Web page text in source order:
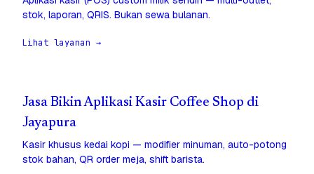
stok, laporan, QRIS. Bukan sewa bulanan.
Lihat layanan →
Jasa Bikin Aplikasi Kasir Coffee Shop di
Jayapura
Kasir khusus kedai kopi — modifier minuman, auto-potong
stok bahan, QR order meja, shift barista.